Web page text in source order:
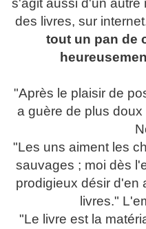
s'agit aussi d'un autre
des livres, sur
tout un pan de
"Après le plaisir de
a guère de plus
"Les uns aiment les
sauvages ; moi dès
prodigieux désir d'en
livres."
"Le livre est la